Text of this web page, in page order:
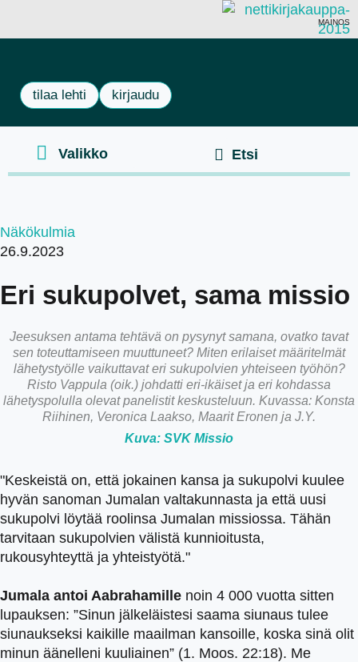
MAINOS
tilaa lehti kirjaudu
Näkökulmia
26.9.2023
Eri sukupolvet, sama missio
Jeesuksen antama tehtävä on pysynyt samana, ovatko tavat
sen toteuttamiseen muuttuneet? Miten erilaiset määritelmät
lähetystyölle vaikuttavat eri sukupolvien yhteiseen työhön?
Risto Vappula (oik.) johdatti eri-ikäiset ja eri kohdassa
lähetyspolulla olevat panelistit keskusteluun. Kuvassa: Konsta
Riihinen, Veronica Laakso, Maarit Eronen ja J.Y.
Kuva: SVK Missio
"Keskeistä on, että jokainen kansa ja sukupolvi kuulee
hyvän sanoman Jumalan valtakunnasta ja että uusi
sukupolvi löytää roolinsa Jumalan missiossa. Tähän
tarvitaan sukupolvien välistä kunnioitusta,
rukousyhteyttä ja yhteistyötä."
Jumala antoi Aabrahamille noin 4 000 vuotta sitten
lupauksen: ”Sinun jälkeläistesi saama siunaus tulee
siunaukseksi kaikille maailman kansoille, koska sinä olit
minun äänelleni kuuliainen” (1. Moos. 22:18). Me